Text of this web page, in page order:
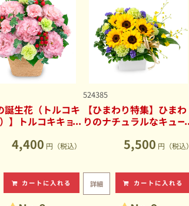
誕生花（トルコキ
】トルコキキョ
4,400 円（税込）
カートに入れる
524385
【ひまわり特集】ひまわ
りのナチュラルなキュー
5,500 円（税込）
詳細 カートに入れる